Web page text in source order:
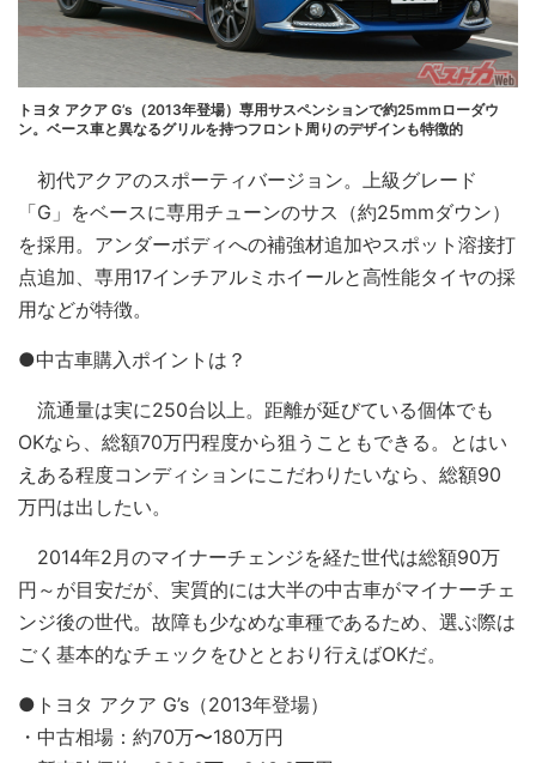
トヨタ アクア G’s（2013年登場）専用サスペンションで約25mmローダウ
ン。ベース車と異なるグリルを持つフロント周りのデザインも特徴的
初代アクアのスポーティバージョン。上級グレード
「G」をベースに専用チューンのサス（約25mmダウン）
を採用。アンダーボディへの補強材追加やスポット溶接打
点追加、専用17インチアルミホイールと高性能タイヤの採
用などが特徴。
●中古車購入ポイントは？
流通量は実に250台以上。距離が延びている個体でも
OKなら、総額70万円程度から狙うこともできる。とはい
えある程度コンディションにこだわりたいなら、総額90
万円は出したい。
2014年2月のマイナーチェンジを経た世代は総額90万
円～が目安だが、実質的には大半の中古車がマイナーチェ
ンジ後の世代。故障も少なめな車種であるため、選ぶ際は
ごく基本的なチェックをひととおり行えばOKだ。
●トヨタ アクア G’s（2013年登場）
・中古相場：約70万〜180万円